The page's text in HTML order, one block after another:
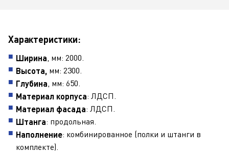
Характеристики:
Ширина, мм: 2000.
Высота, мм: 2300.
Глубина, мм: 650.
Материал корпуса: ЛДСП.
Материал фасада: ЛДСП.
Штанга: продольная.
Наполнение: комбинированное (полки и штанги в
комплекте).